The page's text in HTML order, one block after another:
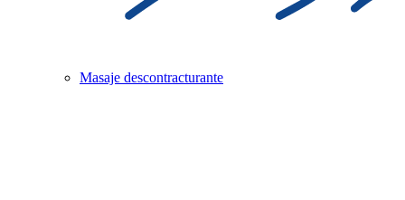
Masaje descontracturante